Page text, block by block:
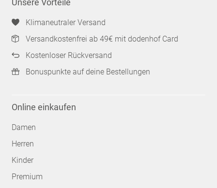
Unsere Vorteile
Klimaneutraler Versand
Versandkostenfrei ab 49€ mit dodenhof Card
Kostenloser Rückversand
Bonuspunkte auf deine Bestellungen
Online einkaufen
Damen
Herren
Kinder
Premium